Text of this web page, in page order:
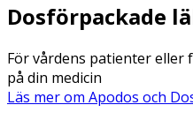
Dosförpackade
För vårdens patienter eller
på din medicin
Läs mer om Apodos och